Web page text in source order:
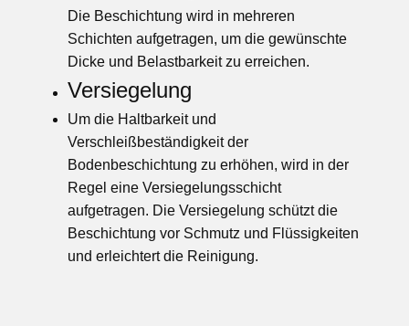
Die Beschichtung wird in mehreren
Schichten aufgetragen, um die gewünschte
Dicke und Belastbarkeit zu erreichen.
Versiegelung
Um die Haltbarkeit und
Verschleißbeständigkeit der
Bodenbeschichtung zu erhöhen, wird in der
Regel eine Versiegelungsschicht
aufgetragen. Die Versiegelung schützt die
Beschichtung vor Schmutz und Flüssigkeiten
und erleichtert die Reinigung.